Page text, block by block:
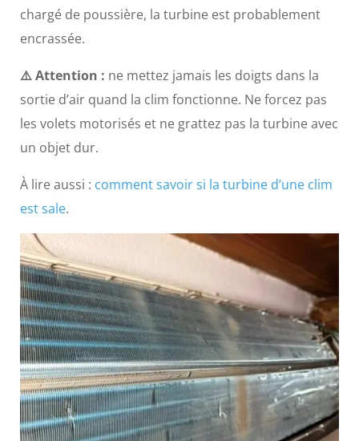
chargé de poussière, la turbine est probablement
encrassée.
⚠️ Attention : ne mettez jamais les doigts dans la
sortie d’air quand la clim fonctionne. Ne forcez pas
les volets motorisés et ne grattez pas la turbine avec
un objet dur.
À lire aussi : comment savoir si la turbine d’une clim
est sale.